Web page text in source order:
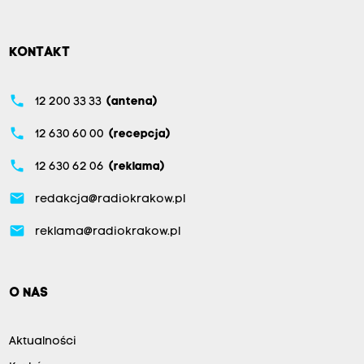
KONTAKT
phone 12 200 33 33 (antena)
phone 12 630 60 00 (recepcja)
phone 12 630 62 06 (reklama)
email redakcja@radiokrakow.pl
email reklama@radiokrakow.pl
O NAS
Aktualności